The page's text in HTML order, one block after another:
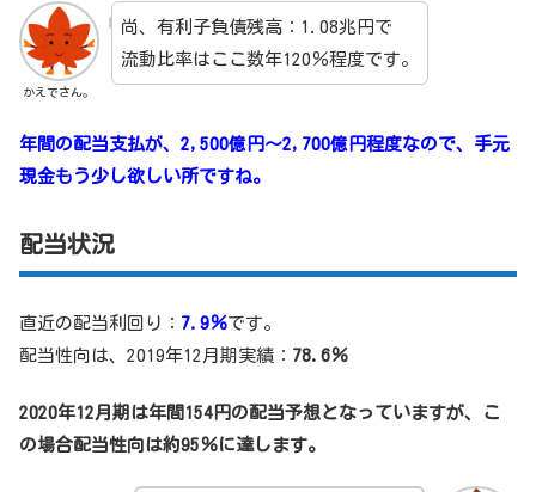
かえでさん。
尚、有利子負債残高：1.08兆円で
流動比率はここ数年120％程度です。
年間の配当支払が、2,500億円～2,700億円程度なので、手元
現金もう少し欲しい所ですね。
配当状況
直近の配当利回り： 7.9％です。
配当性向は、2019年12月期実績： 78.6％
2020年12月期は年間154円の配当予想となっていますが、こ
の場合配当性向は約95％に達します。